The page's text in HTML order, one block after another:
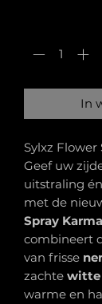
In
Sylxz
Geef uw
uitstraling
met de
Spray Karma
combineert
van frisse
zachte witte
warme en